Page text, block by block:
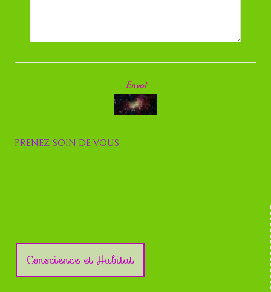
Envoi
PRENEZ SOIN DE VOUS
Conscience et Habitat